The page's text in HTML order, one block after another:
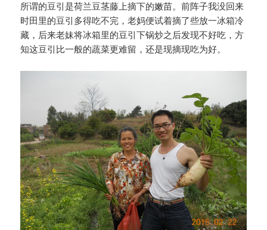
所谓的豆引是荷兰豆茎藤上摘下的嫩苗。前阵子我没回来
时田里的豆引多得吃不完，老妈便试着摘了些放一冰箱冷
藏，后来老妹将冰箱里的豆引下锅炒之后发现不好吃，方
知这豆引比一般的蔬菜更难留，还是现摘现吃为好。